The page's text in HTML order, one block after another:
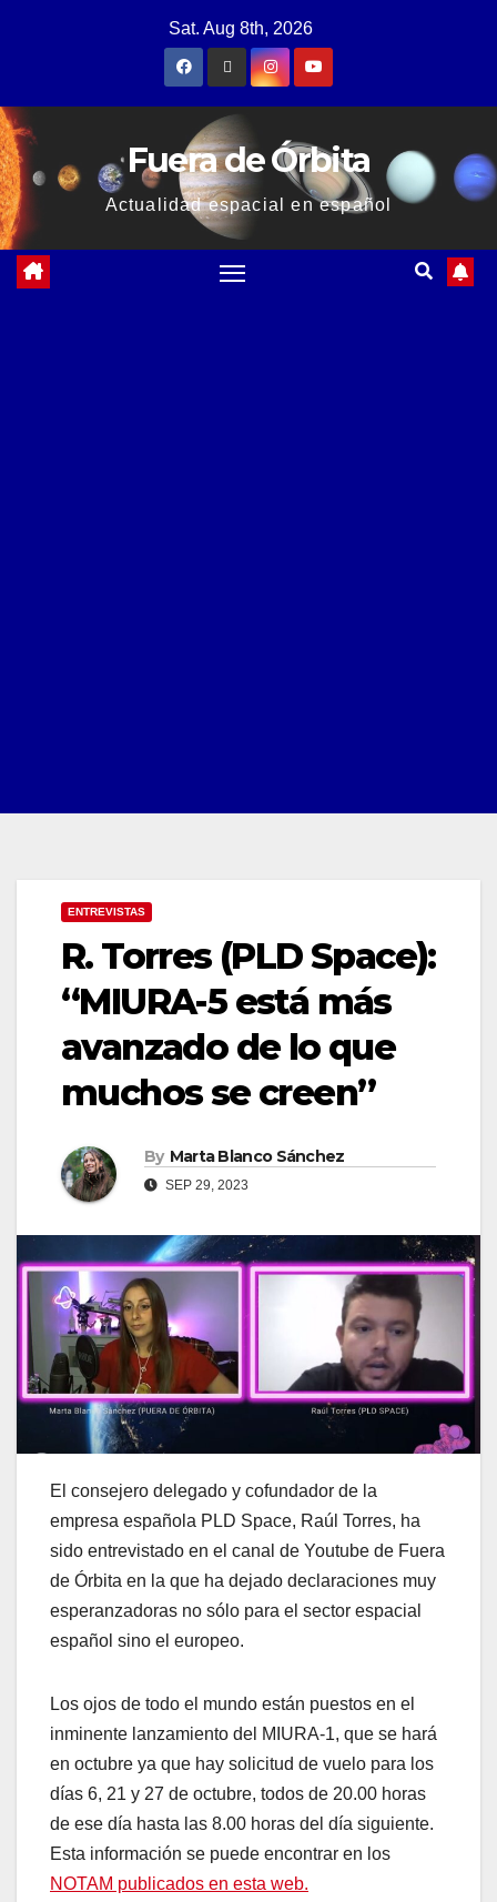
Sat. Aug 8th, 2026
Fuera de Órbita
Actualidad espacial en español
ENTREVISTAS
R. Torres (PLD Space):
“MIURA-5 está más
avanzado de lo que
muchos se creen”
By Marta Blanco Sánchez
SEP 29, 2023
El consejero delegado y cofundador de la
empresa española PLD Space, Raúl Torres, ha
sido entrevistado en el canal de Youtube de Fuera
de Órbita en la que ha dejado declaraciones muy
esperanzadoras no sólo para el sector espacial
español sino el europeo.
Los ojos de todo el mundo están puestos en el
inminente lanzamiento del MIURA-1, que se hará
en octubre ya que hay solicitud de vuelo para los
días 6, 21 y 27 de octubre, todos de 20.00 horas
de ese día hasta las 8.00 horas del día siguiente.
Esta información se puede encontrar en los
NOTAM publicados en esta web.